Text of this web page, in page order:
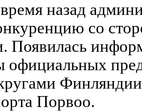
назад
со
Появилась
официальных
Финляндии
Порвоо.